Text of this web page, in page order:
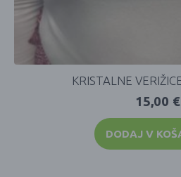
KRISTALNE
15,00 €
DODAJ V